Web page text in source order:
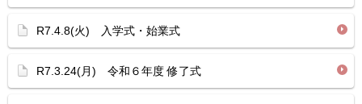
R7.4.8(火) 入学式・始業式
R7.3.24(月) 令和６年度 修了式